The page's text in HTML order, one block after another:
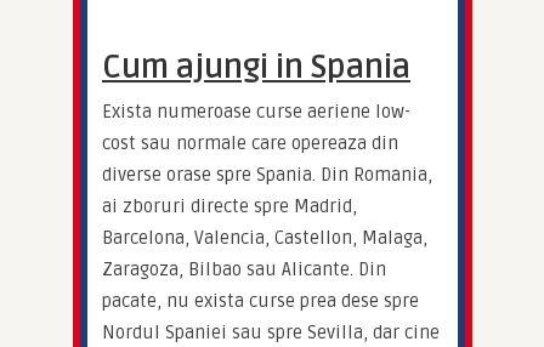
Cum ajungi in Spania
Exista numeroase curse aeriene low-
cost sau normale care opereaza din
diverse orase spre Spania. Din Romania,
ai zboruri directe spre Madrid,
Barcelona, Valencia, Castellon, Malaga,
Zaragoza, Bilbao sau Alicante. Din
pacate, nu exista curse prea dese spre
Nordul Spaniei sau spre Sevilla, dar cine